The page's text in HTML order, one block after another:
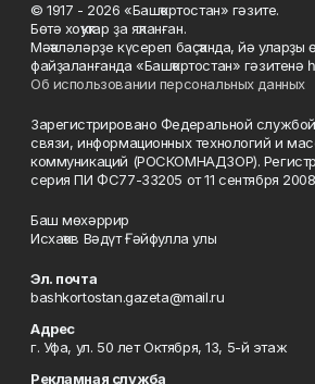
© 1917 - 2026 «Башҡортостан» гәзите.
Бөтә хоҡуҡтар ҙа яҡланған.
Мәҡәләләрҙе күсереп баҫҡанда, йә уларҙы
файҙаланғанда «Башҡортостан» гәзитенә
Об использовании персональных данных
Зарегистрировано Федеральной
связи, информационных технологий и
коммуникаций (РОСКОМНАДЗОР).
серия ПИ ФС77-33205 от 11 сентября 2008
Баш мөхәррир
Исхаҡов Вәдүт Ғәйфулла улы
Эл. почта
bashkortostan.gazeta@mail.ru
Адрес
г. Уфа, ул. 50 лет Октября, 13, 5-й этаж
Рекламная служба